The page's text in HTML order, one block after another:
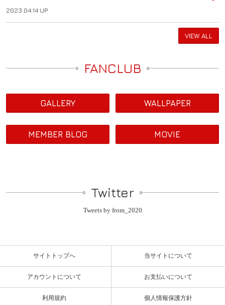
2023.04.14 UP
VIEW ALL
FANCLUB
GALLERY WALLPAPER
MEMBER BLOG MOVIE
Twitter
Tweets by from_2020
サイトトップへ 当サイトについて
アカウントについて お支払いについて
利用規約 個人情報保護方針